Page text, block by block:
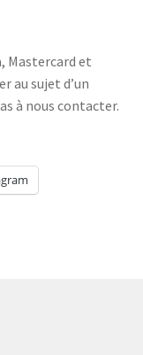
Mastercard et
au sujet d’un
à nous contacter.